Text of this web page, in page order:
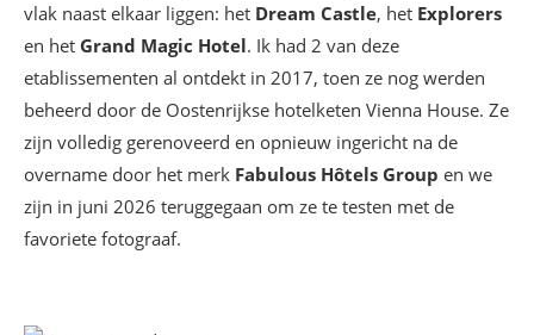
vlak naast elkaar liggen: het Dream Castle, het Explorers
en het Grand Magic Hotel. Ik had 2 van deze
etablissementen al ontdekt in 2017, toen ze nog werden
beheerd door de Oostenrijkse hotelketen Vienna House. Ze
zijn volledig gerenoveerd en opnieuw ingericht na de
overname door het merk Fabulous Hôtels Group en we
zijn in juni 2026 teruggegaan om ze te testen met de
favoriete fotograaf.